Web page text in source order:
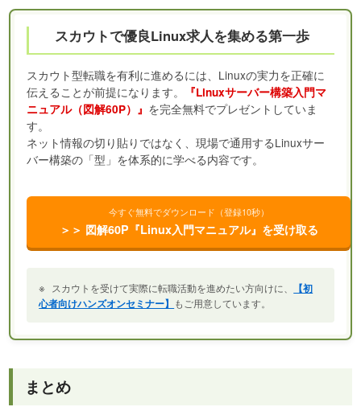
スカウトで優良Linux求人を集める第一歩
スカウト型転職を有利に進めるには、Linuxの実力を正確に
伝えることが前提になります。
『Linuxサーバー構築入門マ
ニュアル（図解60P）』 を完全無料でプレゼントしていま
す。
ネット情報の切り貼りではなく、現場で通用するLinuxサー
バー構築の「型」を体系的に学べる内容です。
今すぐ無料でダウンロード（登録10秒）
＞＞ 図解60P『Linux入門マニュアル』を受け取る
※ スカウトを受けて実際に転職活動を進めたい方向けに、
【初
心者向けハンズオンセミナー】 もご用意しています。
まとめ